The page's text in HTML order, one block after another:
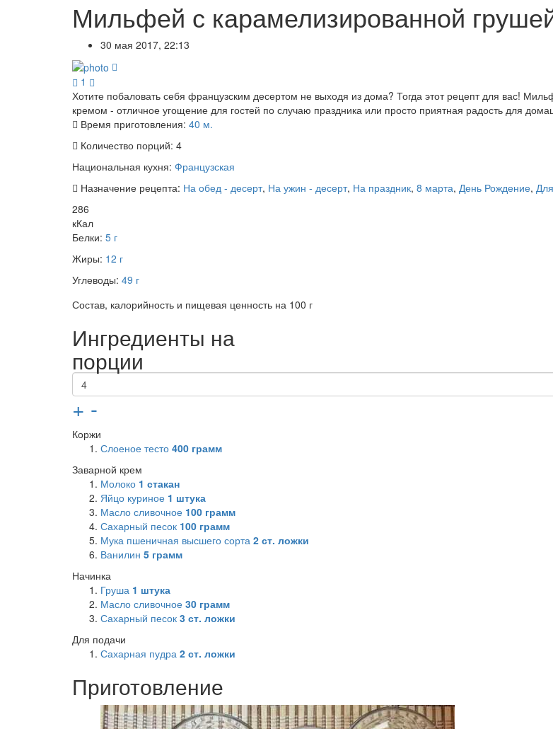
Мильфей с карамелизированной
30 мая 2017, 22:13
1
Хотите побаловать себя французским десертом не выходя из дома? Тогда этот рецепт для вас!
кремом - отличное угощение для гостей по случаю праздника или просто приятная радость для
Время приготовления: 40 м.
Количество порций: 4
Национальная кухня: Французская
Назначение рецепта: На обед - десерт, На ужин - десерт, На праздник, 8 марта, День Рождение,
286
кКал
Белки: 5 г
Жиры: 12 г
Углеводы: 49 г
Состав, калорийность и пищевая ценность на 100 г
Ингредиенты на
порции
+ -
Коржи
Слоеное тесто 400 грамм
Заварной крем
Молоко 1 стакан
Яйцо куриное 1 штука
Масло сливочное 100 грамм
Сахарный песок 100 грамм
Мука пшеничная высшего сорта 2 ст. ложки
Ванилин 5 грамм
Начинка
Груша 1 штука
Масло сливочное 30 грамм
Сахарный песок 3 ст. ложки
Для подачи
Сахарная пудра 2 ст. ложки
Приготовление